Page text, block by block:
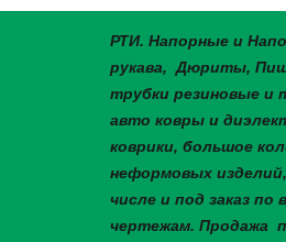
РТИ. Напорные и
рукава, Дюриты,
трубки резиновые и
авто ковры и
коврики, большое
неформовых
числе и под заказ по
чертежам. Продажа